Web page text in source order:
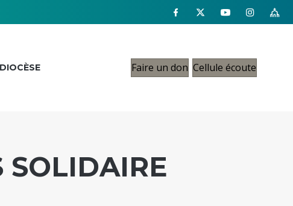
Faire un don Cellule écoute
SOLIDAIRE